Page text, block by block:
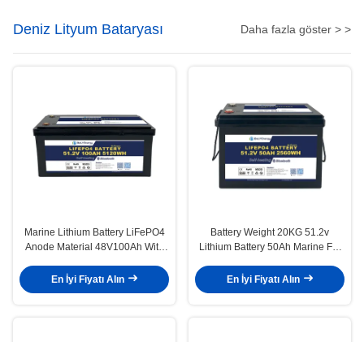
Deniz Lityum Bataryası Daha fazla göster > >
Marine Lithium Battery LiFePO4
Anode Material 48V100Ah With
Harsh Marine Conditions
En İyi Fiyatı Alın
Battery Weight 20KG 51.2v
Lithium Battery 50Ah Marine For
En İyi Fiyatı Alın